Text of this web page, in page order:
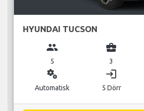
HYUNDAI TUCSON
group
5
business_center
3
miscellaneous_services
Automatisk
login
5 Dörr